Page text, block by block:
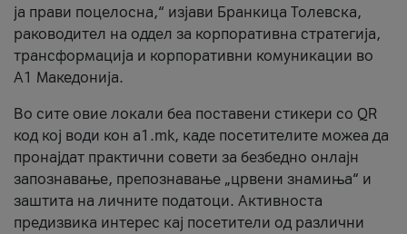
ја прави поцелосна,“ изјави Бранкица Толевска,
раководител на оддел за корпоративна стратегија,
трансформација и корпоративни комуникации во
А1 Македонија.
Во сите овие локали беа поставени стикери со QR
код кој води кон a1.mk, каде посетителите можеа да
пронајдат практични совети за безбедно онлајн
запознавање, препознавање „црвени знамиња“ и
заштита на личните податоци. Активноста
предизвика интерес кај посетители од различни